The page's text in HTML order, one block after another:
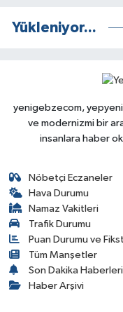
Yükleniyor...
yenigebzecom,
ve modernizmi bir
insanlara haber
Nöbetçi Eczaneler
Hava Durumu
Namaz Vakitleri
Trafik Durumu
Puan Durumu ve
Tüm Manşetler
Son Dakika Haberleri
Haber Arşivi